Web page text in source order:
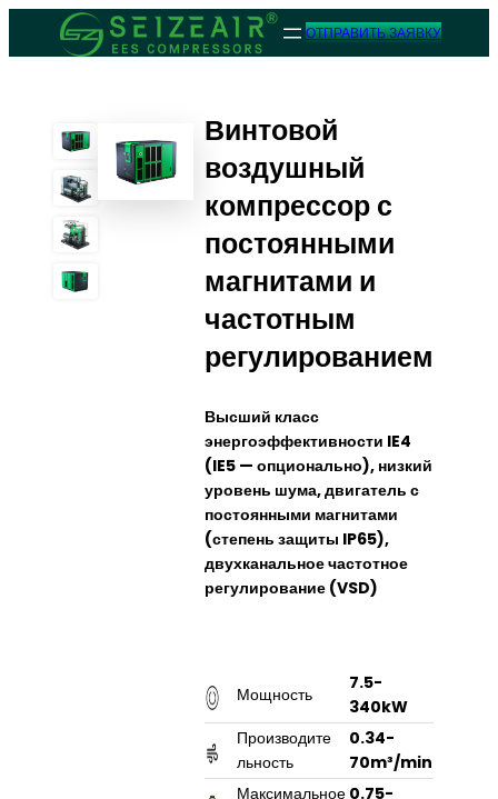
ОТПРАВИТЬ ЗАЯВКУ
Винтовой
воздушный
компрессор с
постоянными
магнитами и
частотным
регулированием
Высший класс
энергоэффективности IE4
(IE5 — опционально), низкий
уровень шума, двигатель с
постоянными магнитами
(степень защиты IP65),
двухканальное частотное
регулирование (VSD)
Мощность
7.5-
340kW
Производите
льность
0.34-
70m³/min
Максимальное 0.75-